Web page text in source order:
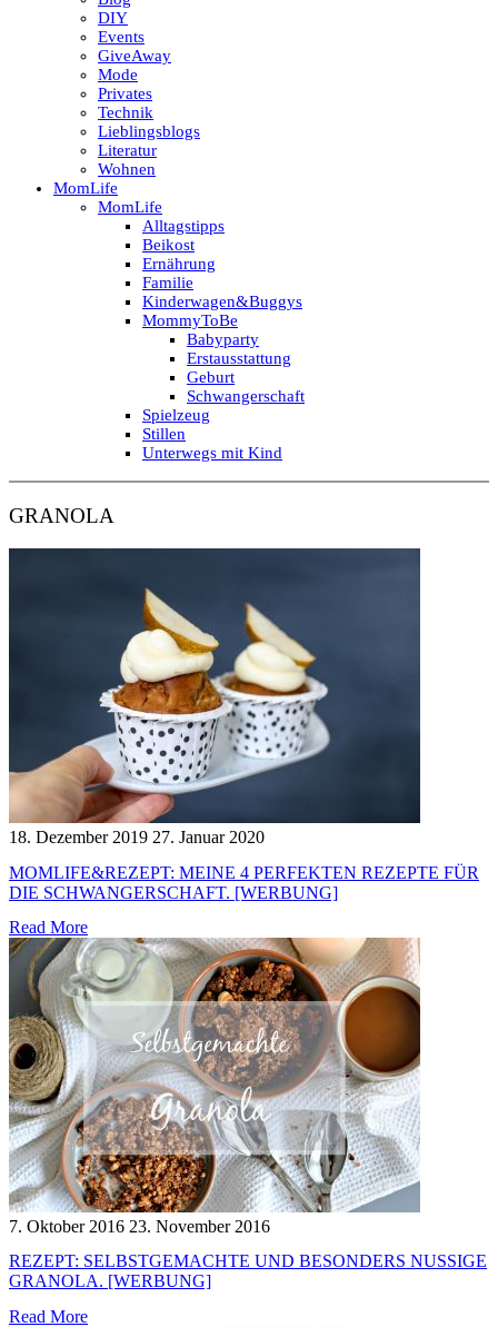
DIY
Events
GiveAway
Mode
Privates
Technik
Lieblingsblogs
Literatur
Wohnen
MomLife
MomLife
Alltagstipps
Beikost
Ernährung
Familie
Kinderwagen&Buggys
MommyToBe
Babyparty
Erstausstattung
Geburt
Schwangerschaft
Spielzeug
Stillen
Unterwegs mit Kind
GRANOLA
18. Dezember 2019 27. Januar 2020
MOMLIFE&REZEPT: MEINE 4 PERFEKTEN REZEPTE FÜR
DIE SCHWANGERSCHAFT. [WERBUNG]
Read More
7. Oktober 2016 23. November 2016
REZEPT: SELBSTGEMACHTE UND BESONDERS NUSSIGE
GRANOLA. [WERBUNG]
Read More